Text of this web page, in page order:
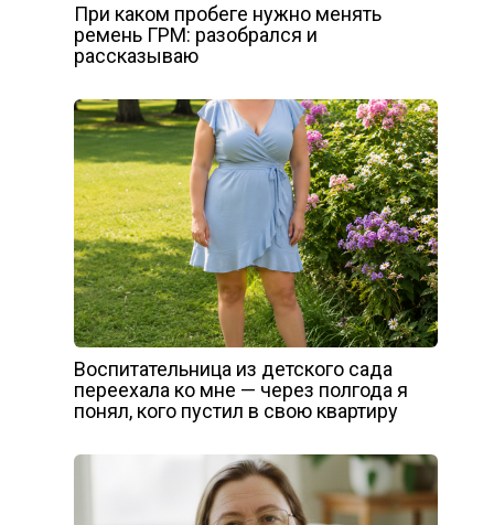
При каком пробеге нужно менять
ремень ГРМ: разобрался и
рассказываю
Воспитательница из детского сада
переехала ко мне — через полгода я
понял, кого пустил в свою квартиру